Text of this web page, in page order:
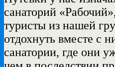
санаторий
туристы из нашей
отдохнуть вместе с
санатории, где они